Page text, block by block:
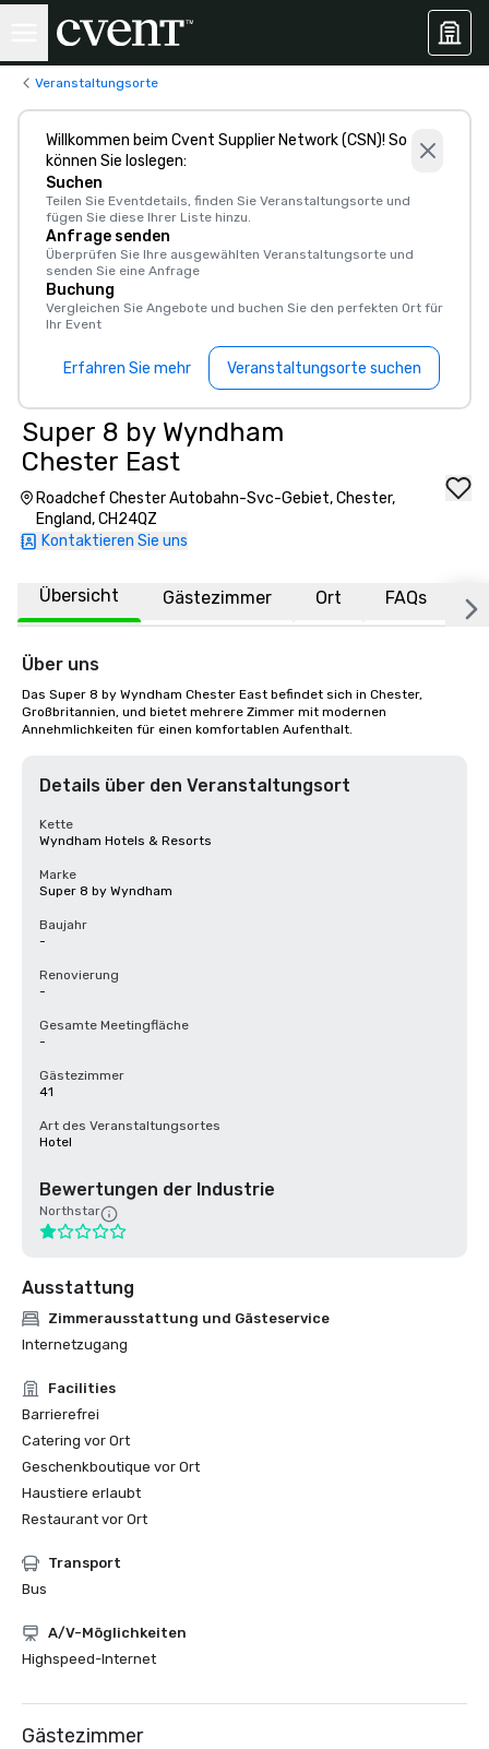
Veranstaltungsorte
Willkommen beim Cvent Supplier Network (CSN)! So
können Sie loslegen:
Suchen
Teilen Sie Eventdetails, finden Sie Veranstaltungsorte und
fügen Sie diese Ihrer Liste hinzu.
Anfrage senden
Überprüfen Sie Ihre ausgewählten Veranstaltungsorte und
senden Sie eine Anfrage
Buchung
Vergleichen Sie Angebote und buchen Sie den perfekten Ort für
Ihr Event
Erfahren Sie mehr Veranstaltungsorte suchen
Super 8 by Wyndham
Chester East
Roadchef Chester Autobahn-Svc-Gebiet, Chester,
England, CH24QZ
Kontaktieren Sie uns
Übersicht Gästezimmer Ort FAQs
Über uns
Das Super 8 by Wyndham Chester East befindet sich in Chester,
Großbritannien, und bietet mehrere Zimmer mit modernen
Annehmlichkeiten für einen komfortablen Aufenthalt.
Details über den Veranstaltungsort
Kette
Wyndham Hotels & Resorts
Marke
Super 8 by Wyndham
Baujahr
-
Renovierung
-
Gesamte Meetingfläche
-
Gästezimmer
41
Art des Veranstaltungsortes
Hotel
Bewertungen der Industrie
Northstar
Ausstattung
Zimmerausstattung und Gästeservice
Internetzugang
Facilities
Barrierefrei
Catering vor Ort
Geschenkboutique vor Ort
Haustiere erlaubt
Restaurant vor Ort
Transport
Bus
A/V-Möglichkeiten
Highspeed-Internet
Gästezimmer